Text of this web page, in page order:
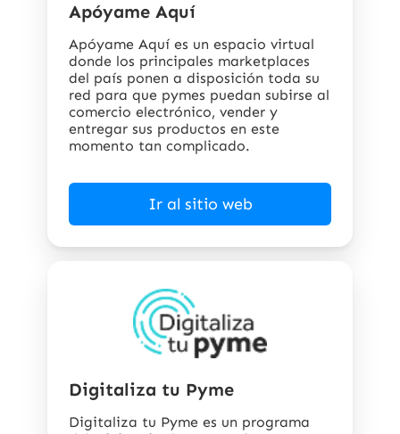
Apóyame Aquí
Apóyame Aquí es un espacio virtual
donde los principales marketplaces
del país ponen a disposición toda su
red para que pymes puedan subirse al
comercio electrónico, vender y
entregar sus productos en este
momento tan complicado.
Ir al sitio web
Digitaliza tu Pyme
Digitaliza tu Pyme es un programa